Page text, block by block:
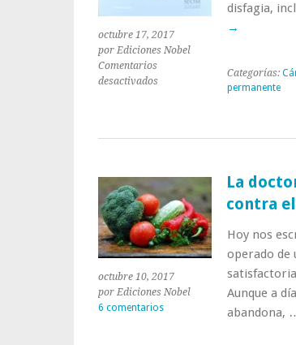
octubre 17, 2017
por Ediciones Nobel
Comentarios
desactivadosen
esófago?
los
alimentos
que
pueden
ayudarte
disfagia,
→
Categorías:
permanente
octubre 10, 2017
por Ediciones Nobel
6 comentarios
La
contra
Hoy nos
operado de
Aunque a
abandona,